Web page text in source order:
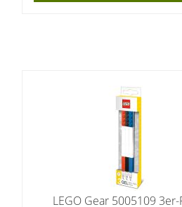
LEGO Gear 5005109 3er-